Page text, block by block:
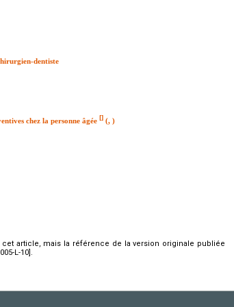
dentiste
chez la personne âgée [] (, )
article, mais la référence de la version originale publiée
L-10].